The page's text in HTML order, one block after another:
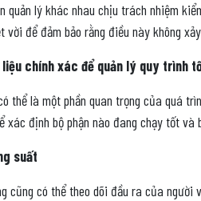
quản lý khác nhau chịu trách nhiệm
vời để đảm bảo rằng điều này không
liệu chính xác để quản lý quy trình
thể là một phần quan trọng của quá
xác định bộ phận nào đang chạy tốt và
suất
cũng có thể theo dõi đầu ra của